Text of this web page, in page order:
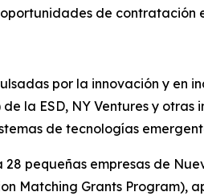
oportunidades de contratación
por la innovación y en
la ESD, NY Ventures y
de tecnologías
pequeñas empresas de
Matching Grants Program),